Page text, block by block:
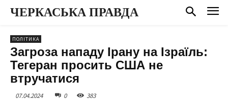
ЧЕРКАСЬКА ПРАВДА
ПОЛІТИКА
Загроза нападу Ірану на Ізраїль:
Тегеран просить США не
втручатися
07.04.2024 0 383